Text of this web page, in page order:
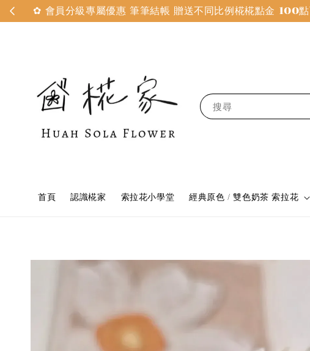
✿ 會員分級專屬優惠 筆筆結帳 贈送不同比例椛椛點金 100
搜尋
首頁 認識椛家 索拉花小學堂 經典原色 / 雙色奶茶 索拉花